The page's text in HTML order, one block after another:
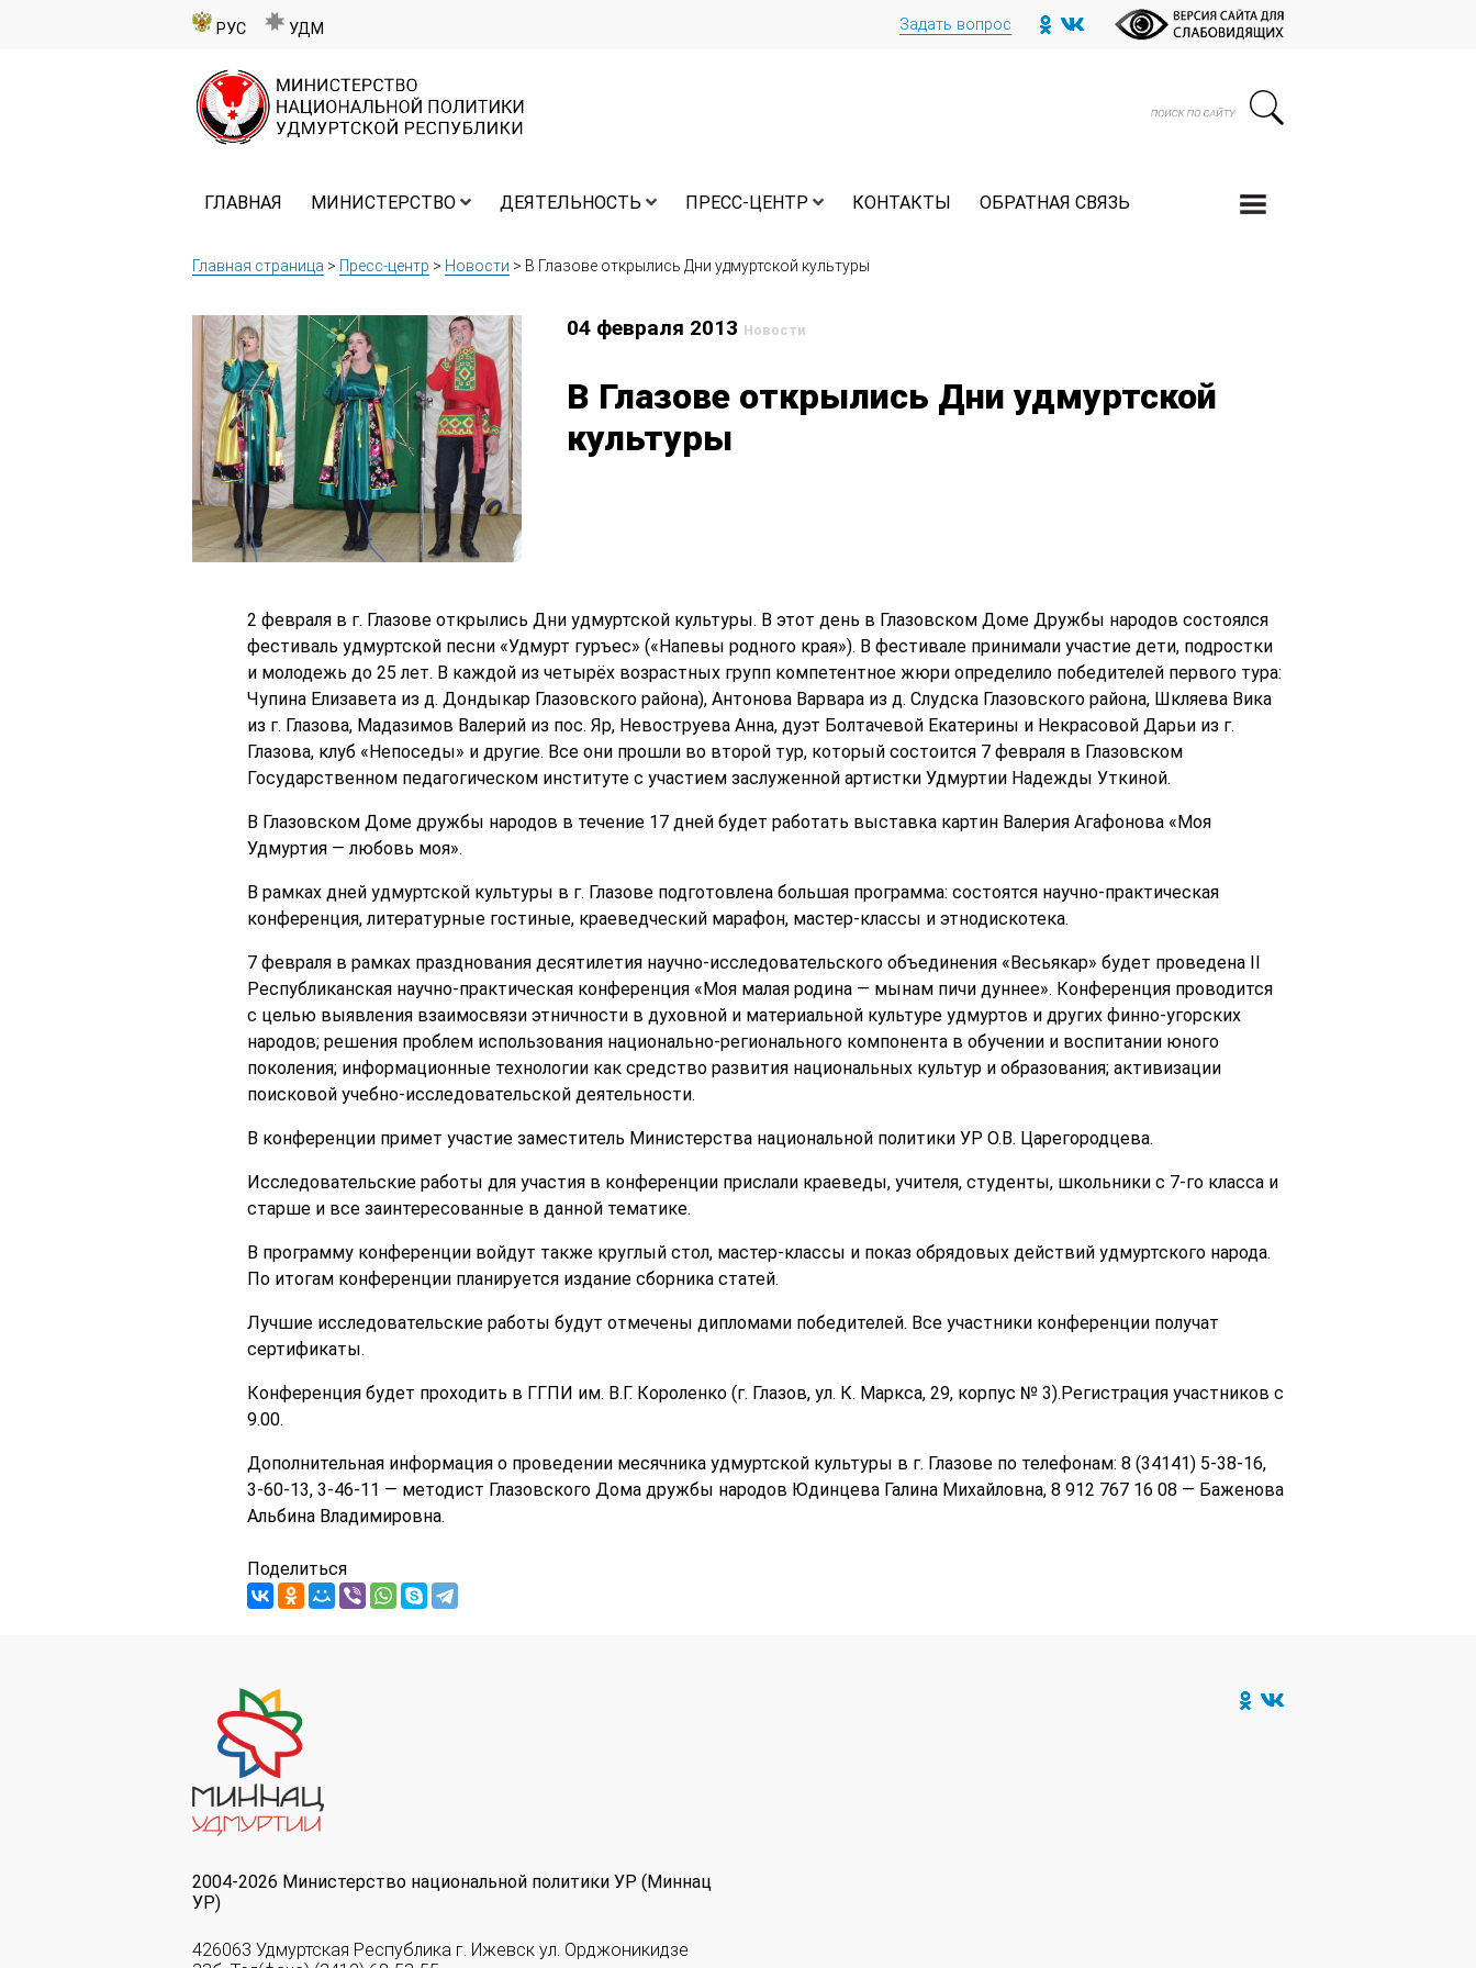
РУС УДМ Задать вопрос
ГЛАВНАЯ МИНИСТЕРСТВО ДЕЯТЕЛЬНОСТЬ ПРЕСС-ЦЕНТР КОНТАКТЫ ОБРАТНАЯ СВЯЗЬ
Главная страница > Пресс-центр > Новости > В Глазове открылись Дни удмуртской культуры
04 февраля 2013 Новости
В Глазове открылись Дни удмуртской
культуры
2 февраля в г. Глазове открылись Дни удмуртской культуры. В этот день в Глазовском Доме Дружбы народов состоялся
фестиваль удмуртской песни «Удмурт гуръес» («Напевы родного края»). В фестивале принимали участие дети, подростки
и молодежь до 25 лет. В каждой из четырёх возрастных групп компетентное жюри определило победителей первого тура:
Чупина Елизавета из д. Дондыкар Глазовского района), Антонова Варвара из д. Слудска Глазовского района, Шкляева Вика
из г. Глазова, Мадазимов Валерий из пос. Яр, Невоструева Анна, дуэт Болтачевой Екатерины и Некрасовой Дарьи из г.
Глазова, клуб «Непоседы» и другие. Все они прошли во второй тур, который состоится 7 февраля в Глазовском
Государственном педагогическом институте с участием заслуженной артистки Удмуртии Надежды Уткиной.
В Глазовском Доме дружбы народов в течение 17 дней будет работать выставка картин Валерия Агафонова «Моя
Удмуртия — любовь моя».
В рамках дней удмуртской культуры в г. Глазове подготовлена большая программа: состоятся научно-практическая
конференция, литературные гостиные, краеведческий марафон, мастер-классы и этнодискотека.
7 февраля в рамках празднования десятилетия научно-исследовательского объединения «Весьякар» будет проведена II
Республиканская научно-практическая конференция «Моя малая родина — мынам пичи дуннее». Конференция проводится
с целью выявления взаимосвязи этничности в духовной и материальной культуре удмуртов и других финно-угорских
народов; решения проблем использования национально-регионального компонента в обучении и воспитании юного
поколения; информационные технологии как средство развития национальных культур и образования; активизации
поисковой учебно-исследовательской деятельности.
В конференции примет участие заместитель Министерства национальной политики УР О.В. Царегородцева.
Исследовательские работы для участия в конференции прислали краеведы, учителя, студенты, школьники с 7-го класса и
старше и все заинтересованные в данной тематике.
В программу конференции войдут также круглый стол, мастер-классы и показ обрядовых действий удмуртского народа.
По итогам конференции планируется издание сборника статей.
Лучшие исследовательские работы будут отмечены дипломами победителей. Все участники конференции получат
сертификаты.
Конференция будет проходить в ГГПИ им. В.Г. Короленко (г. Глазов, ул. К. Маркса, 29, корпус № 3).Регистрация участников с
9.00.
Дополнительная информация о проведении месячника удмуртской культуры в г. Глазове по телефонам: 8 (34141) 5-38-16,
3-60-13, 3-46-11 — методист Глазовского Дома дружбы народов Юдинцева Галина Михайловна, 8 912 767 16 08 — Баженова
Альбина Владимировна.
Поделиться
2004-2026 Министерство национальной политики УР (Миннац
УР)
426063 Удмуртская Республика г. Ижевск ул. Орджоникидзе